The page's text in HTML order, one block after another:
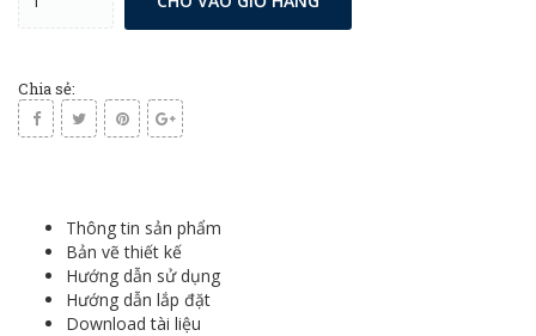
Chia sẻ:
Thông tin sản phẩm
Bản vẽ thiết kế
Hướng dẫn sử dụng
Hướng dẫn lắp đặt
Download tài liệu